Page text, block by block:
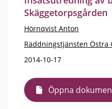
Skäggetorpsgården
Hörnqvist Anton
Räddningstjänsten Östra
2014-10-17
Öppna